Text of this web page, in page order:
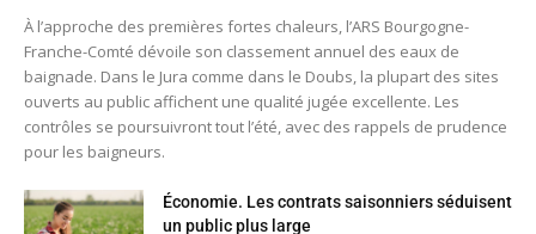
À l’approche des premières fortes chaleurs, l’ARS Bourgogne-
Franche-Comté dévoile son classement annuel des eaux de
baignade. Dans le Jura comme dans le Doubs, la plupart des sites
ouverts au public affichent une qualité jugée excellente. Les
contrôles se poursuivront tout l’été, avec des rappels de prudence
pour les baigneurs.
Économie. Les contrats saisonniers séduisent
un public plus large